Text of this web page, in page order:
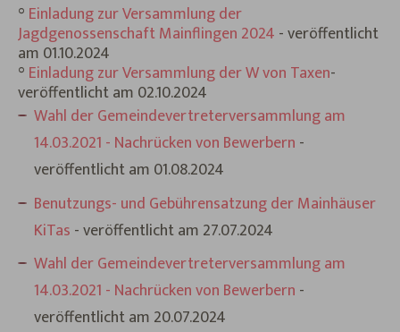
° Einladung zur Versammlung der
Jagdgenossenschaft Mainflingen 2024 - veröffentlicht
am 01.10.2024
° Einladung zur Versammlung der Wvon Taxen-
veröffentlicht am 02.10.2024
Wahl der Gemeindevertreterversammlung am
14.03.2021 - Nachrücken von Bewerbern -
veröffentlicht am 01.08.2024
Benutzungs- und Gebührensatzung der Mainhäuser
KiTas - veröffentlicht am 27.07.2024
Wahl der Gemeindevertreterversammlung am
14.03.2021 - Nachrücken von Bewerbern -
veröffentlicht am 20.07.2024